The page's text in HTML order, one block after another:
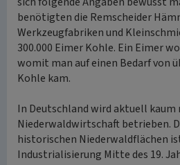
benötigten die Remscheider
Werkzeugfabriken und
300.000 Eimer Kohle. Ein Eimer
womit man auf einen Bedarf von
Kohle kam.
In Deutschland wird aktuell kaum
Niederwaldwirtschaft betrieben.
historischen Niederwaldflächen
Industrialisierung Mitte des 19.